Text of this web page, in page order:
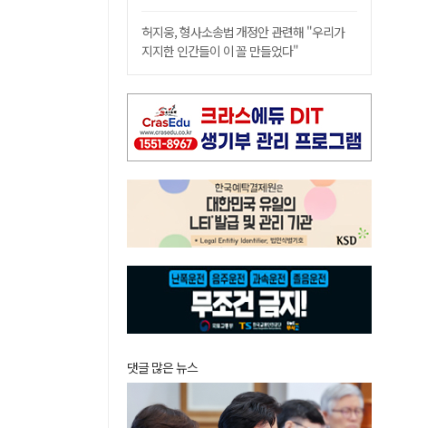
허지웅, 형사소송법 개정안 관련해 "우리가
지지한 인간들이 이 꼴 만들었다"
댓글 많은 뉴스